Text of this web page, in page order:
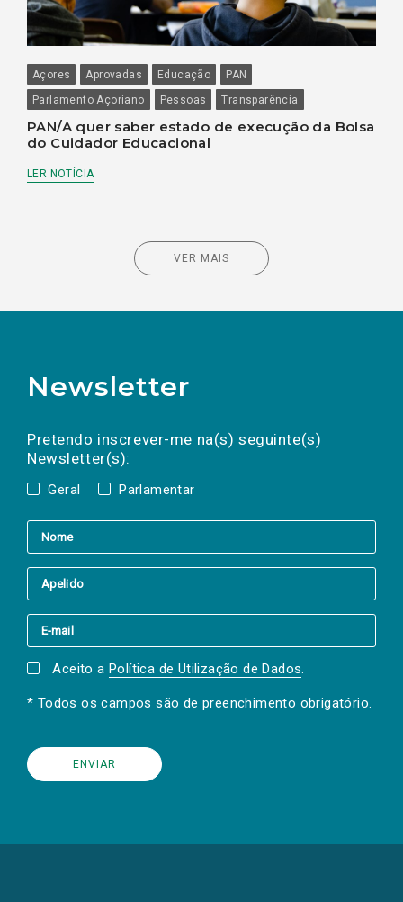
Açores Aprovadas Educação
PAN
Parlamento Açoriano
Pessoas Transparência
PAN/A quer saber estado de execução da Bolsa
do Cuidador Educacional
LER NOTÍCIA
VER MAIS
Newsletter
Pretendo inscrever-me na(s) seguinte(s)
Newsletter(s):
Geral Parlamentar
a(s) newsletter(s).
mail
Aceito a Política de Utilização de Dados.
* Todos os campos são de preenchimento obrigatório.